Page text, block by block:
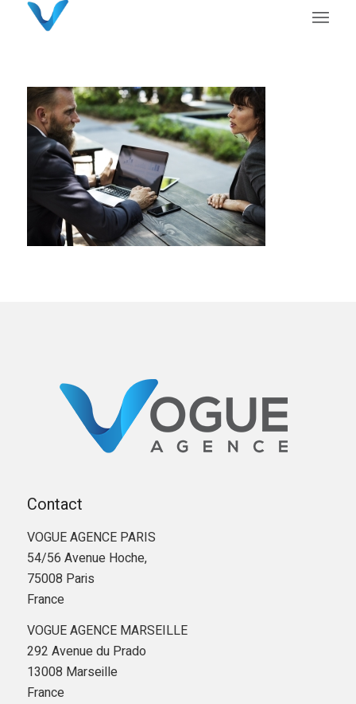
Contact
VOGUE AGENCE PARIS
54/56 Avenue Hoche,
75008 Paris
France
VOGUE AGENCE MARSEILLE
292 Avenue du Prado
13008 Marseille
France